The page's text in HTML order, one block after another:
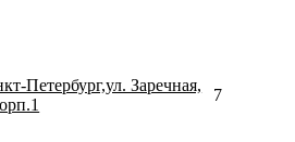
Петербург,ул. Заречная,